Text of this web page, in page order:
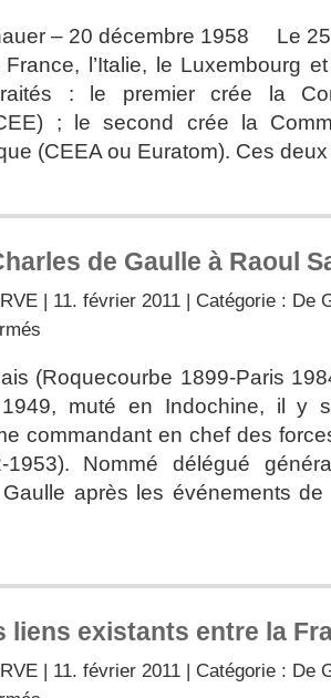
défend
le
de
Rome
de
1957
– 20 décembre 1958 Le 25
l’Italie, le Luxembourg
: le premier crée la
; le second crée la
(CEEA ou Euratom). Ces
de Gaulle à Raoul
| 11. février 2011 | Catégorie : De
Charles
de
à
Raoul
Salan
(Roquecourbe 1899-Paris
muté en Indochine, il y
commandant en chef des
1953). Nommé délégué
après les événements
liens existants entre la
| 11. février 2011 | Catégorie : De